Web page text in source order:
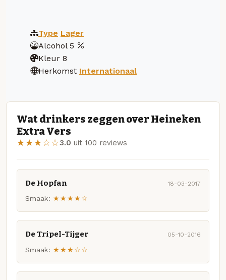
Type Lager
Alcohol 5
Kleur 8
Herkomst Internationaal
Wat drinkers zeggen over Heineken
Extra Vers
★★★☆☆3.0 uit 100 reviews
De Hopfan 18-03-2017
Smaak: ★★★★☆
De Tripel-Tijger 05-10-2016
Smaak: ★★★☆☆